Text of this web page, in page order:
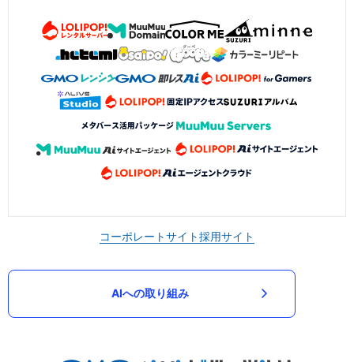
コーポレートサイト採用サイト
AIへの取り組み